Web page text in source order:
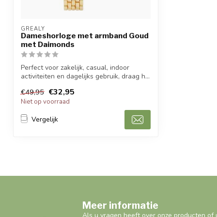
GREALY
Dameshorloge met armband Goud
met Daimonds
Perfect voor zakelijk, casual, indoor
activiteiten en dagelijks gebruik, draag h...
€49,95 €32,95
Niet op voorraad
Vergelijk
Meer informatie